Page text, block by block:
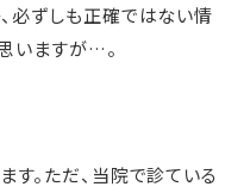
必ずしも正確ではない情
いますが…。
す。ただ、当院で診ている